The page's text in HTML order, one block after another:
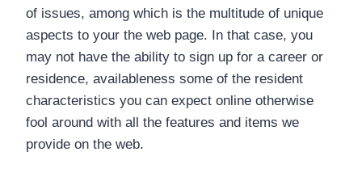
of issues, among which is the multitude of unique
aspects to your the web page. In that case, you
may not have the ability to sign up for a career or
residence, availableness some of the resident
characteristics you can expect online otherwise
fool around with all the features and items we
provide on the web.